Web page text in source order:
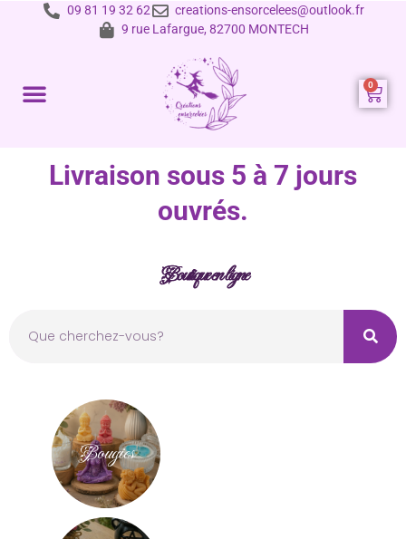
09 81 19 32 62
creations-ensorcelees@outlook.fr
9 rue Lafargue, 82700 MONTECH
Livraison sous 5 à 7 jours
ouvrés.
Boutique en ligne
Bougies